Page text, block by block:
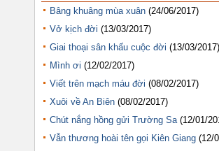
Bâng khuâng mùa xuân (24/06/2017)
Vở kịch đời (13/03/2017)
Giai thoại sân khấu cuộc đời (13/03/2017)
Mình ơi (12/02/2017)
Viết trên mạch máu đời (08/02/2017)
Xuôi về An Biên (08/02/2017)
Chút nắng hồng gửi Trường Sa (12/01/
Vẫn thương hoài tên gọi Kiên Giang (12/